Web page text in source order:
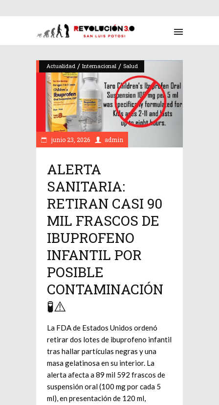
Actualidad / Internacional / Salud
junio 23, 2026 admin
ALERTA
SANITARIA:
RETIRAN CASI 90
MIL FRASCOS DE
IBUPROFENO
INFANTIL POR
POSIBLE
CONTAMINACIÓN
🧪⚠️
La FDA de Estados Unidos ordenó
retirar dos lotes de ibuprofeno infantil
tras hallar partículas negras y una
masa gelatinosa en su interior. La
alerta afecta a 89 mil 592 frascos de
suspensión oral (100 mg por cada 5
ml), en presentación de 120 ml,